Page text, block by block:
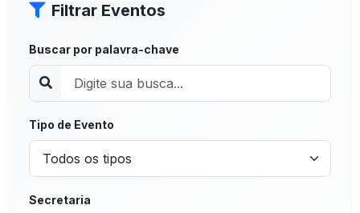
Filtrar Eventos
Buscar por palavra-chave
Tipo de Evento
Secretaria